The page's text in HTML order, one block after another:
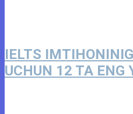
IELTS
UCHUN 12 TA ENG